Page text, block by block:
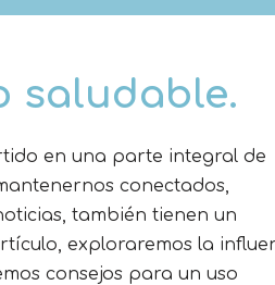
saludable.
en una parte integral de
conectados,
también tienen un
exploraremos la
consejos para un uso